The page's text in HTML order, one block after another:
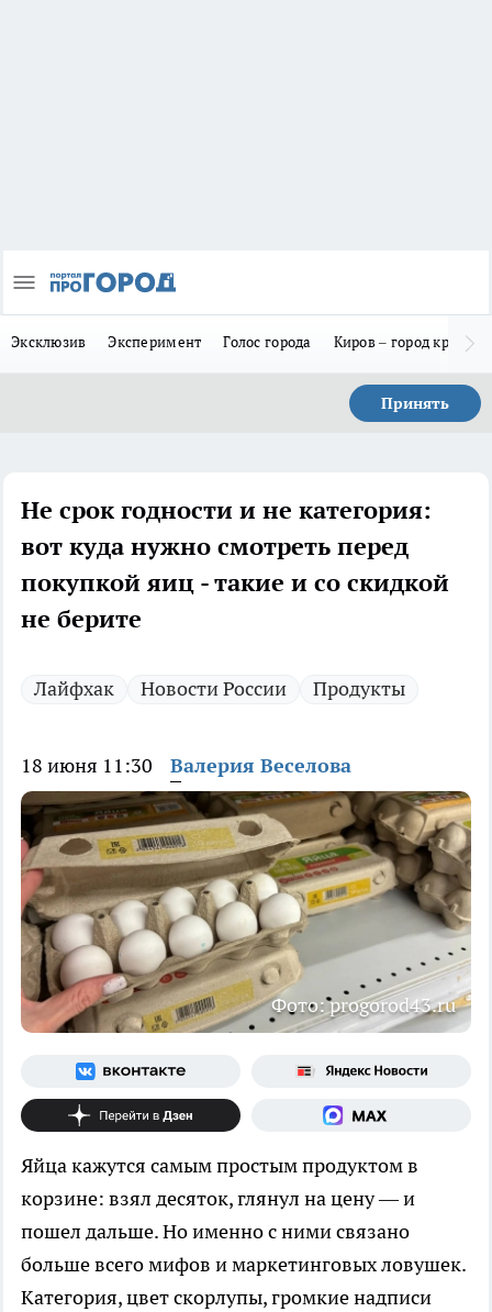
Эксклюзив Эксперимент Голос города Киров – город
Принять
Не срок годности и не категория:
вот куда нужно смотреть перед
покупкой яиц - такие и со скидкой
не берите
Лайфхак Новости России Продукты
18 июня 11:30 Валерия Веселова
Фото: progorod43.ru
Яйца кажутся самым простым продуктом в
корзине: взял десяток, глянул на цену — и
пошел дальше. Но именно с ними связано
больше всего мифов и маркетинговых ловушек.
Категория, цвет скорлупы, громкие надписи